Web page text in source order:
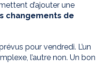
d’ajouter une
changements de
pour vendredi. L’un
l’autre non. Un bon